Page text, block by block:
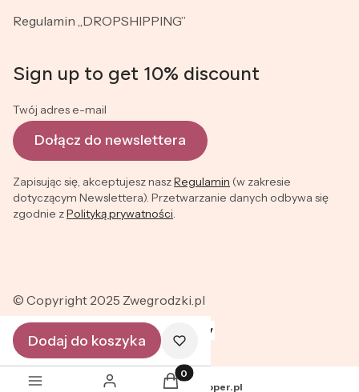
Regulamin „DROPSHIPPING”
Sign up to get 10% discount
Twój adres e-mail
Dołącz do newslettera
Zapisując się, akceptujesz naszRegulamin (w zakresie
dotyczącym Newslettera). Przetwarzanie danych odbywa się
zgodnie zPolityką prywatności
© Copyright 2025 Zwegrodzki.pl
Sklep internetowy Shoper.pl
Dodaj do koszyka
Produkty w koszyku: 0. Zobacz